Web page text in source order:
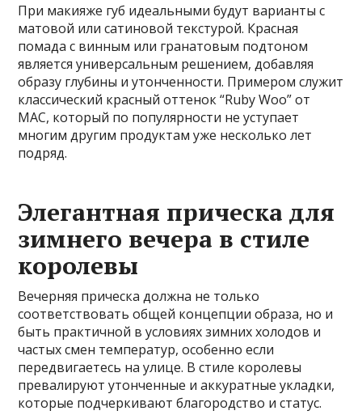
При макияже губ идеальными будут варианты с
матовой или сатиновой текстурой. Красная
помада с винным или гранатовым подтоном
является универсальным решением, добавляя
образу глубины и утонченности. Примером служит
классический красный оттенок “Ruby Woo” от
MAC, который по популярности не уступает
многим другим продуктам уже несколько лет
подряд.
Элегантная прическа для
зимнего вечера в стиле
королевы
Вечерняя прическа должна не только
соответствовать общей концепции образа, но и
быть практичной в условиях зимних холодов и
частых смен температур, особенно если
передвигаетесь на улице. В стиле королевы
превалируют утонченные и аккуратные укладки,
которые подчеркивают благородство и статус.